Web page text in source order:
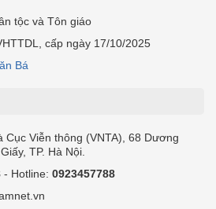
tộc và Tôn giáo
cấp ngày 17/10/2025
Bá
Cục Viễn thông (VNTA), 68 Dương
TP. Hà Nội.
- Hotline: 0923457788